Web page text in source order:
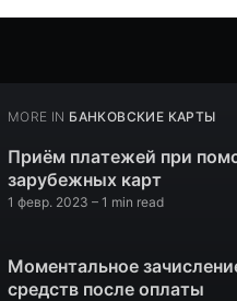
MORE IN БАНКОВСКИЕ КАРТЫ
Приём платежей при
зарубежных карт
1 февр. 2023 – 1 min read
Моментальное
средств после оплаты